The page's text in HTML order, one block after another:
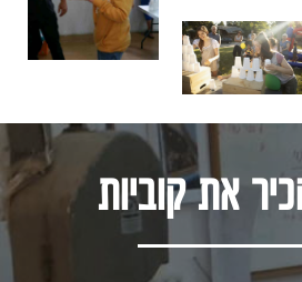
את קוביות